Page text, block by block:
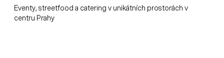
Eventy, streetfood a catering v unikátních prostorách v
centru Prahy